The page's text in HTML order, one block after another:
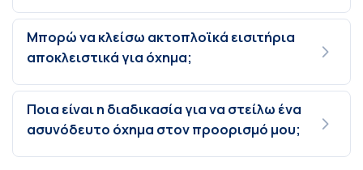
Μπορώ να κλείσω ακτοπλοϊκά εισιτήρια
αποκλειστικά για όχημα;
Ποια είναι η διαδικασία για να στείλω ένα
ασυνόδευτο όχημα στον προορισμό μου;